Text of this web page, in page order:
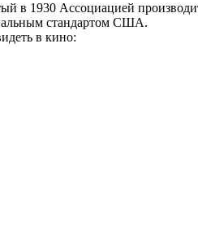
в 1930 Ассоциацией
стандартом США.
в кино: